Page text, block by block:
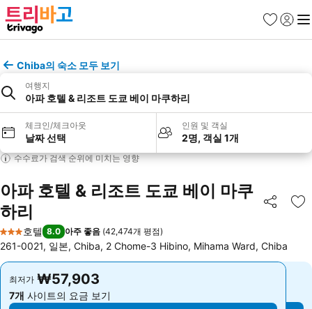
즐겨찾기
로그인
메
Chiba의 숙소 모두 보기
여행지
아파 호텔 & 리조트 도쿄 베이 마쿠하리
체크인/체크아웃
날짜 선택
인원 및 객실
2명, 객실 1개
수수료가 검색 순위에 미치는 영향
아파 호텔 & 리조트 도쿄 베이 마쿠
하리
공유 즐
3 성급
호텔 8.0 아주 좋음 (42,474개 평점)
261-0021, 일본, Chiba, 2 Chome-3 Hibino, Mihama Ward, Chiba
최저가 ₩57,903
7개 사이트의 요금 보기
최저가 ₩57,903
7개 사이트의 요금 보기